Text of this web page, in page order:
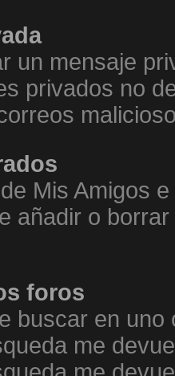
un mensaje
privados no
Mis Amigos
añadir o
foros
buscar en uno
me